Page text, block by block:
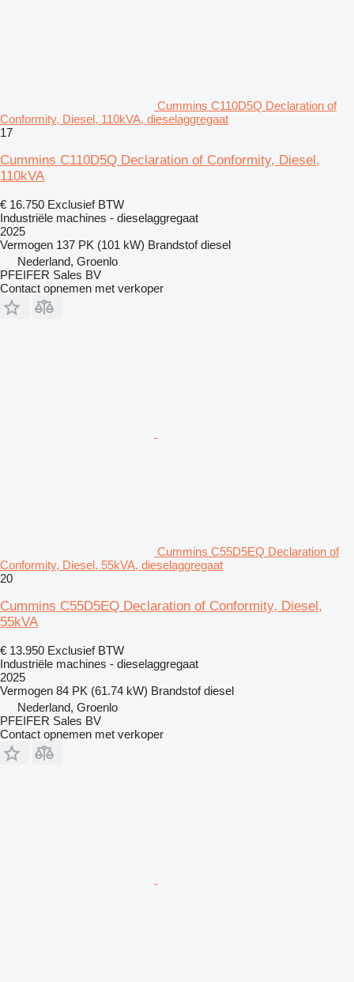
Cummins C110D5Q Declaration of
Conformity, Diesel, 110kVA, dieselaggregaat
17
Cummins C110D5Q Declaration of Conformity, Diesel,
110kVA
€ 16.750 Exclusief BTW
Industriële machines - dieselaggregaat
2025
Vermogen 137 PK (101 kW) Brandstof diesel
Nederland, Groenlo
PFEIFER Sales BV
Contact opnemen met verkoper
Cummins C55D5EQ Declaration of
Conformity, Diesel, 55kVA, dieselaggregaat
20
Cummins C55D5EQ Declaration of Conformity, Diesel,
55kVA
€ 13.950 Exclusief BTW
Industriële machines - dieselaggregaat
2025
Vermogen 84 PK (61.74 kW) Brandstof diesel
Nederland, Groenlo
PFEIFER Sales BV
Contact opnemen met verkoper